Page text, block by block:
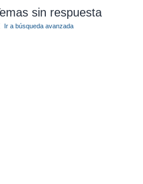
sin respuesta
Ir a búsqueda avanzada